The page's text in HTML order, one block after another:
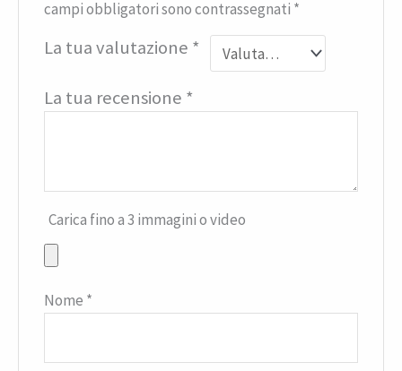
campi obbligatori sono contrassegnati *
La tua valutazione *
La tua recensione *
Carica fino a 3 immagini o video
Nome *